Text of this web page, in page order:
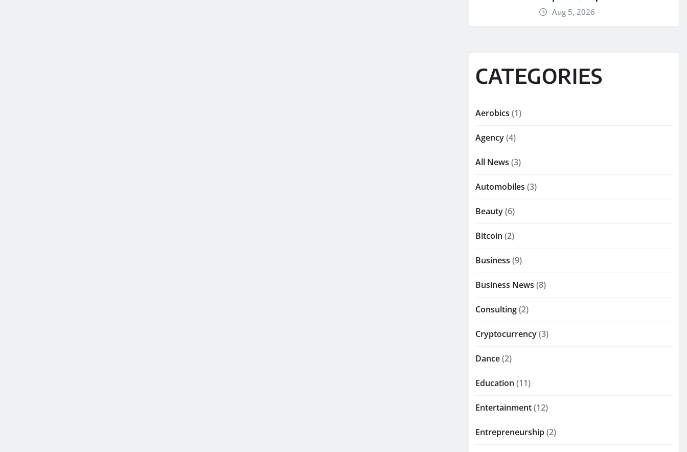
Aug 5, 2026
CATEGORIES
Aerobics (1)
Agency(4)
All News (3)
Automobiles (3)
Beauty(6)
Bitcoin (2)
Business (9)
Business News (8)
Consulting(2)
Cryptocurrency(3)
Dance(2)
Education (11)
Entertainment(12)
Entrepreneurship(2)